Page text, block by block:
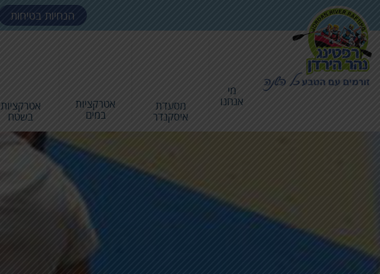
הנחיות בטיחות
מי
אנחנו מסעדת
איסקנדר
אטרקציות
במים
אטרקציות
בשטח